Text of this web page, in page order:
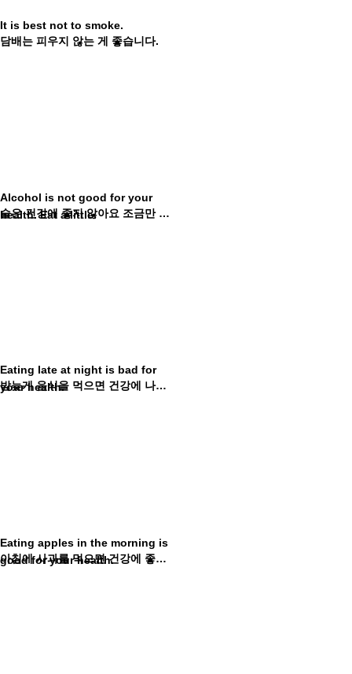
It is best not to smoke.
담배는 피우지 않는 게 좋습니다.
Alcohol is not good for your
health. Eat a little.
술은 건강에 좋지 않아요 조금만 먹어요.
Eating late at night is bad for
your health.
밤늦게 음식을 먹으면 건강에 나빠요.
Eating apples in the morning is
good for your health.
아침에 사과를 먹으면 건강에 좋아요.